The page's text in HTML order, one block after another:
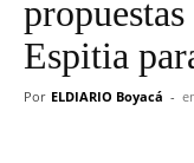
Espitia
Por ELDIARIO Boyacá -